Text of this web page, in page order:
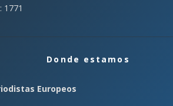
: 1771
Donde estamos
Europeos